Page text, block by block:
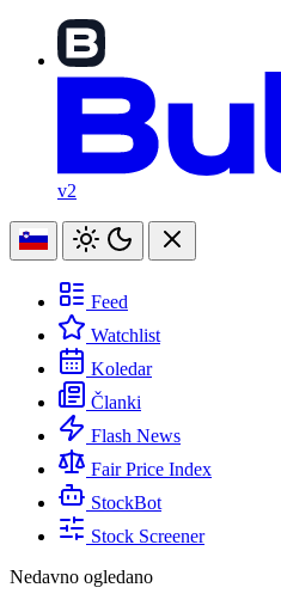
v2
Feed
Watchlist
Koledar
Članki
Flash News
Fair Price Index
StockBot
Stock Screener
Nedavno ogledano